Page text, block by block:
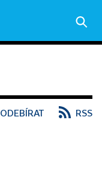
ODEBÍRAT RSS